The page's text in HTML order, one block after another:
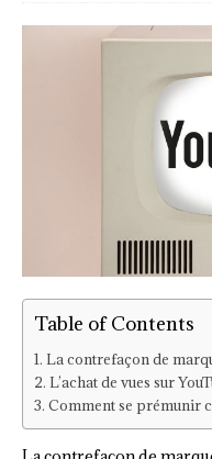
Table of Contents
La contrefaçon de
L’achat de vues sur
Comment se prémunir